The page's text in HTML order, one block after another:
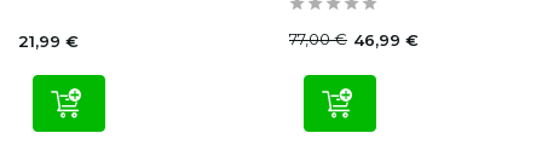
21,99 € 77,00 € 46,99 €